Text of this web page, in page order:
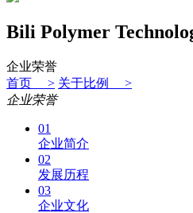
Bili Polymer
企业荣誉
首页 > 关于比例 >
企业荣誉
01
企业简介
02
发展历程
03
企业文化